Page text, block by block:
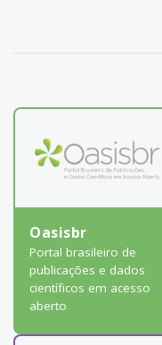
Oasisbr
Portal brasileiro de
publicações e dados
científicos em acesso
aberto